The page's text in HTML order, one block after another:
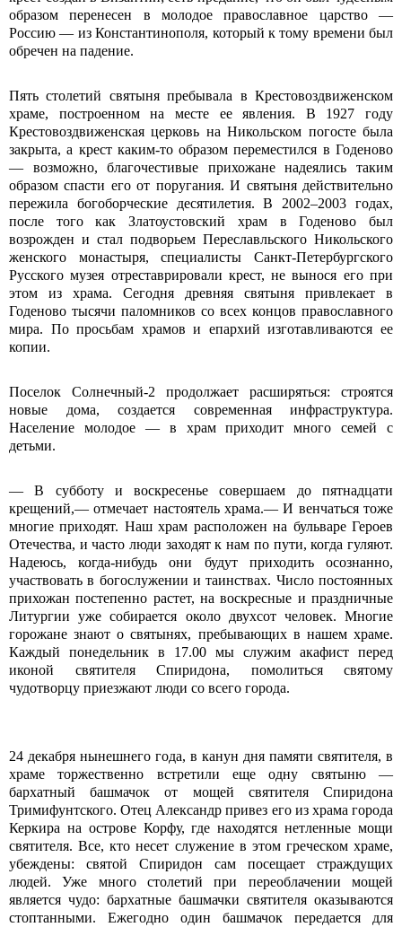
образом перенесен в молодое православное царство —
Россию — из Константинополя, который к тому времени был
обречен на падение.
Пять столетий святыня пребывала в Крестовоздвиженском
храме, построенном на месте ее явления. В 1927 году
Крестовоздвиженская церковь на Никольском погосте была
закрыта, а крест каким-то образом переместился в Годеново
— возможно, благочестивые прихожане надеялись таким
образом спасти его от поругания. И святыня действительно
пережила богоборческие десятилетия. В 2002–2003 годах,
после того как Златоустовский храм в Годеново был
возрожден и стал подворьем Переславльского Никольского
женского монастыря, специалисты Санкт-Петербургского
Русского музея отреставрировали крест, не вынося его при
этом из храма. Сегодня древняя святыня привлекает в
Годеново тысячи паломников со всех концов православного
мира. По просьбам храмов и епархий изготавливаются ее
копии.
Поселок Солнечный-2 продолжает расширяться: строятся
новые дома, создается современная инфраструктура.
Население молодое — в храм приходит много семей с
детьми.
— В субботу и воскресенье совершаем до пятнадцати
крещений,— отмечает настоятель храма.— И венчаться тоже
многие приходят. Наш храм расположен на бульваре Героев
Отечества, и часто люди заходят к нам по пути, когда гуляют.
Надеюсь, когда-нибудь они будут приходить осознанно,
участвовать в богослужении и таинствах. Число постоянных
прихожан постепенно растет, на воскресные и праздничные
Литургии уже собирается около двухсот человек. Многие
горожане знают о святынях, пребывающих в нашем храме.
Каждый понедельник в 17.00 мы служим акафист перед
иконой святителя Спиридона, помолиться святому
чудотворцу приезжают люди со всего города.
24 декабря нынешнего года, в канун дня памяти святителя, в
храме торжественно встретили еще одну святыню —
бархатный башмачок от мощей святителя Спиридона
Тримифунтского. Отец Александр привез его из храма города
Керкира на острове Корфу, где находятся нетленные мощи
святителя. Все, кто несет служение в этом греческом храме,
убеждены: святой Спиридон сам посещает страждущих
людей. Уже много столетий при переоблачении мощей
является чудо: бархатные башмачки святителя оказываются
стоптанными. Ежегодно один башмачок передается для